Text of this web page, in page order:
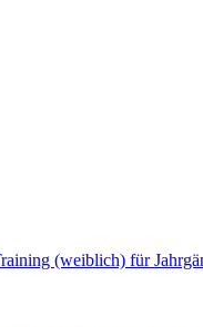
(weiblich) für